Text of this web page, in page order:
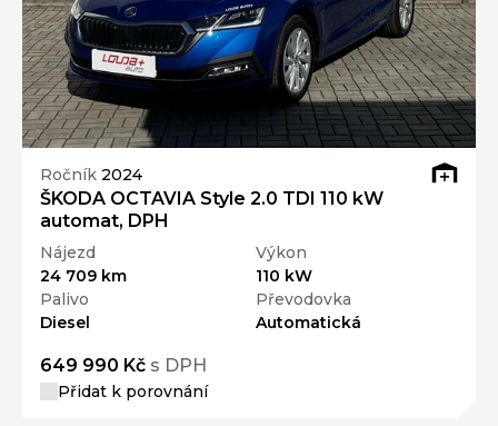
Ročník 2024
ŠKODA OCTAVIA Style 2.0 TDI 110 kW
automat, DPH
Nájezd
24 709 km
Výkon
110 kW
Palivo
Diesel
Převodovka
Automatická
649 990 Kč s DPH
Přidat k porovnání